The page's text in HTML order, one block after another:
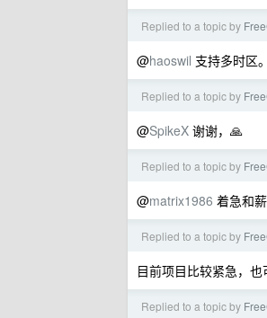
Replied to a topic by
@haoswil 支持多时区
Replied to a topic by
@SpikeX 谢谢，🙏
Replied to a topic by
@matrix1986 着急和
Replied to a topic by
目前项目比较紧急，也
Replied to a topic by